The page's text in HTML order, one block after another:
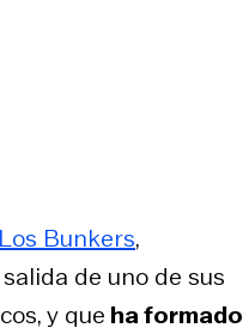
Los Bunkers,
de uno de sus
y que ha formado